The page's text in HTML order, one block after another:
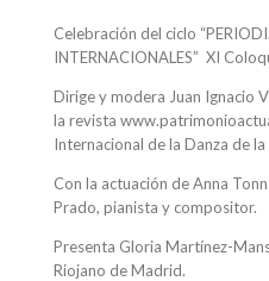
Celebración del ciclo
INTERNACIONALES” XI
Dirige y modera Juan Ignacio
la revista
Internacional de la Danza de la
Con la actuación de Anna
Prado, pianista y compositor.
Presenta Gloria Martínez-
Riojano de Madrid.